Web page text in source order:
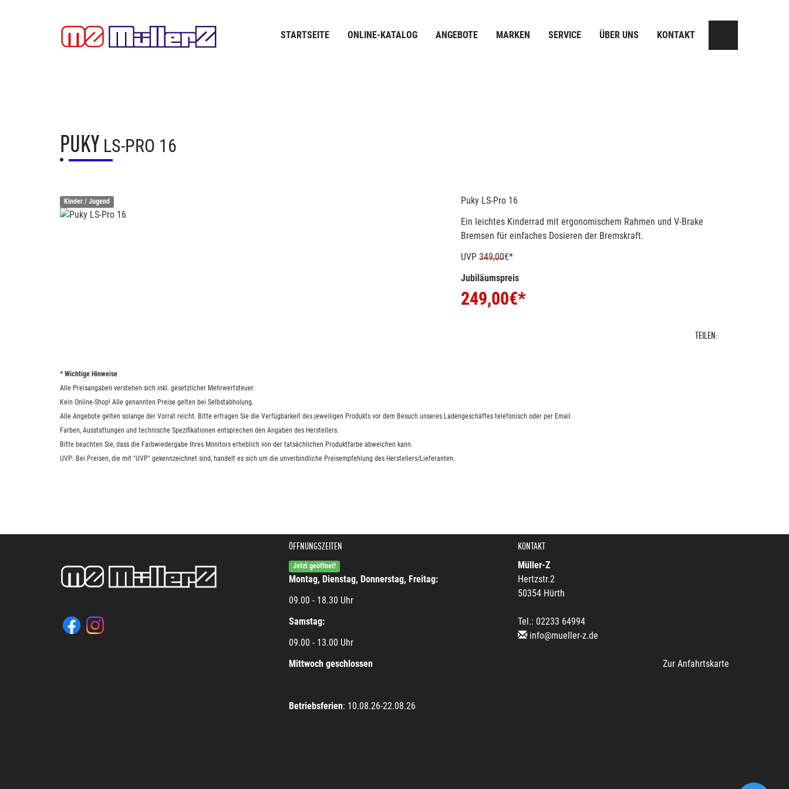
STARTSEITE ONLINE-KATALOG ANGEBOTE MARKEN SERVICE ÜBER UNS KONTAKT
PUKY LS-PRO 16
Kinder / Jugend
Puky LS-Pro 16
Ein leichtes Kinderrad mit ergonomischem Rahmen und V-Brake
Bremsen für einfaches Dosieren der Bremskraft.
UVP 349,00€*
Jubiläumspreis
249,00€*
TEILEN:
* Wichtige Hinweise
Alle Preisangaben verstehen sich inkl. gesetzlicher Mehrwertsteuer.
Kein Online-Shop! Alle genannten Preise gelten bei Selbstabholung.
Alle Angebote gelten solange der Vorrat reicht. Bitte erfragen Sie die Verfügbarkeit des jeweiligen Produkts vor dem Besuch unseres Ladengeschäftes telefonisch oder per Email.
Farben, Ausstattungen und technische Spezifikationen entsprechen den Angaben des Herstellers.
Bitte beachten Sie, dass die Farbwiedergabe Ihres Monitors erheblich von der tatsächlichen Produktfarbe abweichen kann.
UVP: Bei Preisen, die mit "UVP" gekennzeichnet sind, handelt es sich um die unverbindliche Preisempfehlung des Herstellers/Lieferanten.
ÖFFNUNGSZEITEN
Jetzt geöffnet!
Montag, Dienstag, Donnerstag, Freitag:
09.00 - 18.30 Uhr
Samstag:
09.00 - 13.00 Uhr
Mittwoch geschlossen
Betriebsferien: 10.08.26-22.08.26
KONTAKT
Müller-Z
Hertzstr.2
50354 Hürth
Tel.: 02233 64994
info@mueller-z.de
Zur Anfahrtskarte